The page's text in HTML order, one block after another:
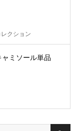
クション
ミソール単品